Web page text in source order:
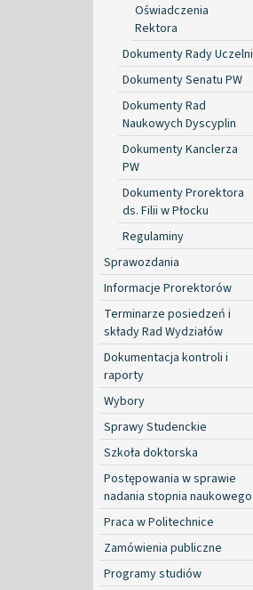
Oświadczenia
Rektora
Dokumenty Rady Uczelni
Dokumenty Senatu PW
Dokumenty Rad
Naukowych Dyscyplin
Dokumenty Kanclerza
PW
Dokumenty Prorektora
ds. Filii w Płocku
Regulaminy
Sprawozdania
Informacje Prorektorów
Terminarze posiedzeń i
składy Rad Wydziałów
Dokumentacja kontroli i
raporty
Wybory
Sprawy Studenckie
Szkoła doktorska
Postępowania w sprawie
nadania stopnia naukowego
Praca w Politechnice
Zamówienia publiczne
Programy studiów